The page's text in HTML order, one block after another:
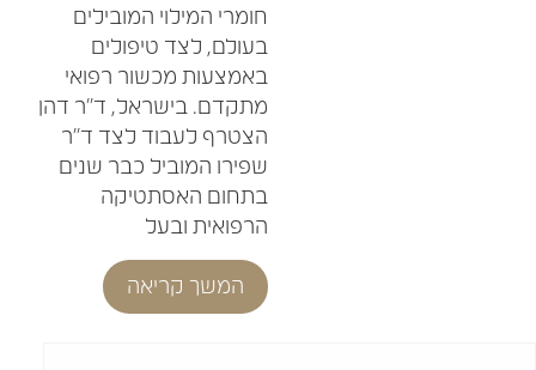
חומרי המילוי המובילים
בעולם, לצד טיפולים
באמצעות מכשור רפואי
מתקדם. בישראל, ד״ר דהן
הצטרף לעבוד לצד ד״ר
שפירו המוביל כבר שנים
בתחום האסתטיקה
הרפואית ובעל
המשך קריאה